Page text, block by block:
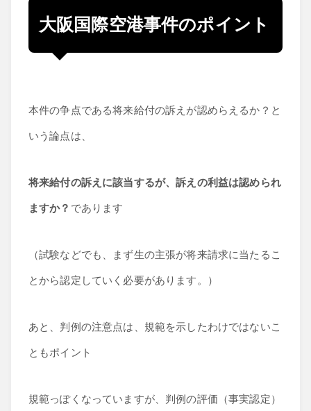
大阪国際空港事件のポイント
本件の争点である将来給付の訴えが認めらえるか？と
いう論点は、
将来給付の訴えに該当するが、訴えの利益は認められ
ますか？ であります
（試験などでも、まず生の主張が将来請求に当たるこ
とから認定していく必要があります。）
あと、判例の注意点は、規範を示したわけではないこ
ともポイント
規範っぽくなっていますが、判例の評価（事実認定）